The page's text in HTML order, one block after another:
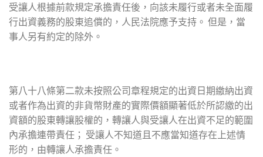
受讓人根據前款規定承擔責任後，向該未履行或者未全面履
行出資義務的股東追償的，人民法院應予支持。 但是，當
事人另有約定的除外。
第八十八條第二款未按照公司章程規定的出資日期繳納出資
或者作為出資的非貨幣財產的實際價額顯著低於所認繳的出
資額的股東轉讓股權的，轉讓人與受讓人在出資不足的範圍
內承擔連帶責任； 受讓人不知道且不應當知道存在上述情
形的，由轉讓人承擔責任。